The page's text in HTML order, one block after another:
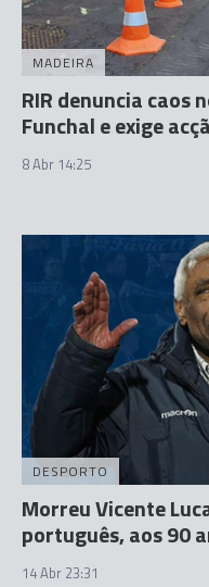
MADEIRA
RIR denuncia caos
Funchal e exige
8 Abr 14:25
DESPORTO
Morreu Vicente
português, aos 90
14 Abr 23:31